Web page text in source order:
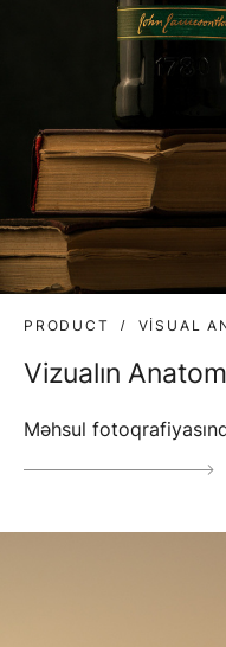
PRODUCT VISUAL
Vizualın
Məhsul